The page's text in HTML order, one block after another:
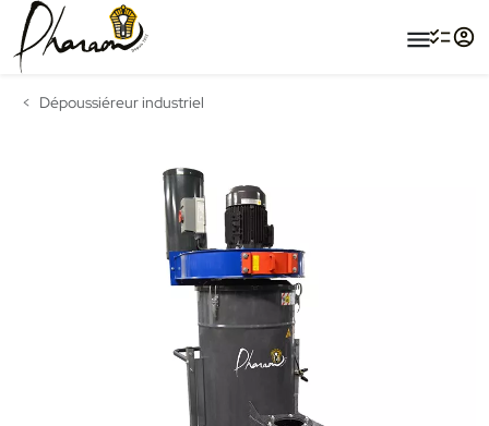
menu
Dépoussiéreur industriel